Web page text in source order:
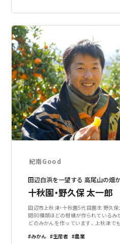
紀南Good
田辺白浜を一望する 高尾山の畑か
十秋園・野久保 太一郎
田辺市上秋津・十秋園5代目園主 野久
間80種類ほどの柑橘が作られているみ
どのみかんを作っています。上秋津で
方もたくさん野久保さんの
みかん 生産者 農業